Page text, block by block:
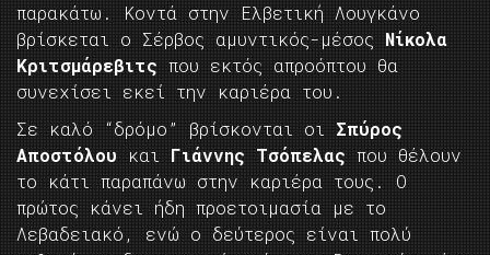
παρακάτω. Κοντά στην Ελβετική Λουγκάνο
βρίσκεται ο Σέρβος αμυντικός-μέσος Νίκολα
Κριτσμάρεβιτς που εκτός απροόπτου θα
συνεχίσει εκεί την καριέρα του.
Σε καλό “δρόμο” βρίσκονται οι Σπύρος
Αποστόλου και Γιάννης Τσόπελας που θέλουν
το κάτι παραπάνω στην καριέρα τους. Ο
πρώτος κάνει ήδη προετοιμασία με το
Λεβαδειακό, ενώ ο δεύτερος είναι πολύ